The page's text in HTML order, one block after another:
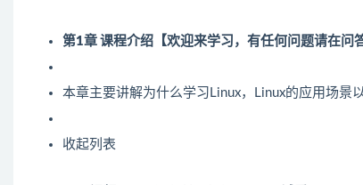
第1章 课程介绍【欢迎来学习，有任何问题请在问
本章主要讲解为什么学习Linux，Linux的应用场景
收起列表